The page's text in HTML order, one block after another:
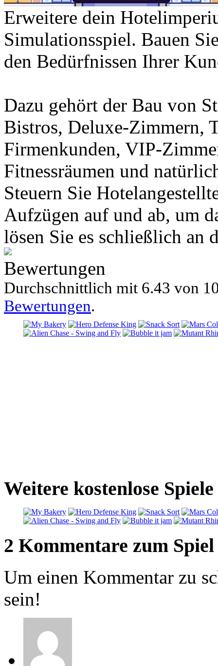
Erweitere dein
Simulationsspiel. Bauen
den Bedürfnissen Ihrer
Dazu gehört der Bau von
Bistros, Deluxe-Zimmern,
Firmenkunden, VIP-
Fitnessräumen und
Steuern Sie
Aufzügen auf und ab, um
lösen Sie es schließlich an
Bewertungen
Durchschnittlich mit 6.43 von
Bewertungen.
Weitere kostenlose
2 Kommentare zum Spiel
Um einen Kommentar zu
sein!